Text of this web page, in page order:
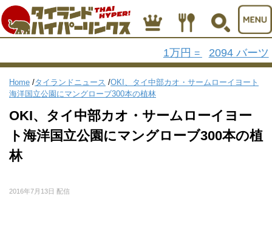
1万円 = 2094 バーツ
Home /タイランドニュース /OKI、タイ中部カオ・サームローイヨート
海洋国立公園にマングローブ300本の植林
OKI、タイ中部カオ・サームローイヨー
ト海洋国立公園にマングローブ300本の植
林
2016年7月13日 配信